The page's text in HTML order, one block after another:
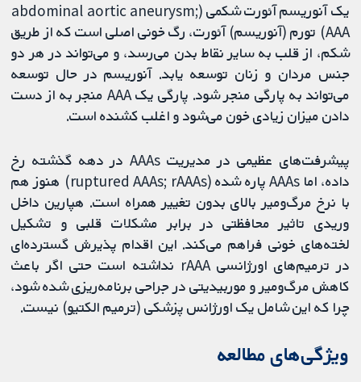
یک آنوریسم آئورت شکمی (abdominal aortic aneurysm;
AAA) تورم (آنوریسم) آئورت، رگ خونی اصلی است که از طریق
شکم، از قلب به سایر نقاط بدن می‌رسد، و می‌تواند در هر دو
جنس مردان و زنان توسعه یابد. آنوریسم در حال توسعه
می‌تواند به پارگی منجر شود. پارگی یک AAA منجر به از دست
دادن میزان زیادی خون می‌شود و اغلب کشنده است.
پیشرفت‌های عظیمی در مدیریت AAAs در دهه گذشته رخ
داده، اما AAAs پاره شده (ruptured AAAs; rAAAs) هنوز هم
با نرخ مرگ‌و‌میر بالای بدون تغییر همراه است. هپارین داخل
وریدی تاثیر محافظتی در برابر مشکلات قلبی و تشکیل
لخته‌های خونی فراهم می‌کند. این اقدام پذیرش گسترده‌ای
در ترمیم‌های اورژانسی rAAA نداشته است حتی اگر باعث
کاهش مرگ‌ومیر و موربیدیتی در جراحی برنامه‌ریزی شده شود،
چرا که این شامل یک اورژانس پزشکی (ترمیم الکتیو) نیست.
ویژگی‌های مطالعه